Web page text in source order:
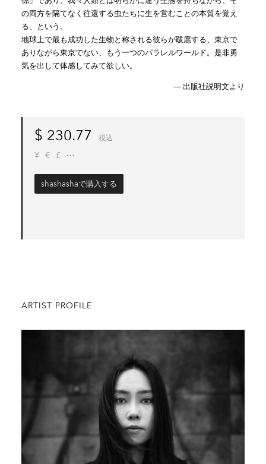
の両方を隔てなく往還する虫たちに生を営むことの本質を覚え
る、という。
地球上で最も成功した生物と称される彼らが跋扈する、東京で
ありながら東京でない、もう一つのパラレルワールド。是非勇
気を出して体感してみて欲しい。
― 出版社説明文より
$ 230.77 税込
¥ € £
shashashaで購入する
ARTIST PROFILE